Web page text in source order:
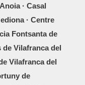
· Casal
· Centre
Fontsanta de
de Vilafranca del
Vilafranca del
de